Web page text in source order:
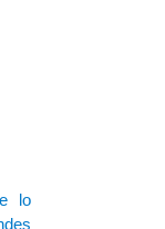
lo